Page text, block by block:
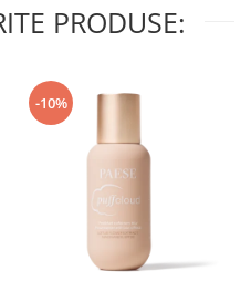
PRODUSE:
-10%